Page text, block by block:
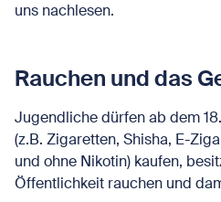
uns nachlesen.
Rauchen und das
Jugendliche dürfen ab dem
(z.B. Zigaretten, Shisha, E-
und ohne Nikotin) kaufen,
Öffentlichkeit rauchen und